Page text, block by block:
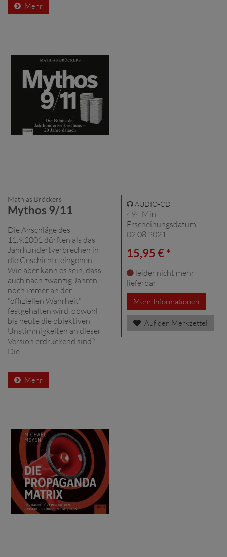
Mehr
Mathias Bröckers
Mythos 9/11
Die Anschläge des
11.9.2001 dürften als das
Jahrhundertverbrechen in
die Geschichte eingehen.
Wie aber kann es sein, dass
auch nach zwanzig Jahren
noch immer an der
"offiziellen Wahrheit"
festgehalten wird, obwohl
bis heute die objektiven
Unstimmigkeiten an dieser
Version erdrückend sind?
Die ...
Mehr
AUDIO-CD
494 Min
Erscheinungsdatum:
02.08.2021
15,95 € *
leider nicht mehr
lieferbar
Mehr Informationen
Auf den Merkzettel